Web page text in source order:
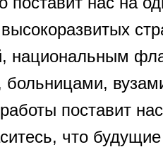
национальным
поставит
что